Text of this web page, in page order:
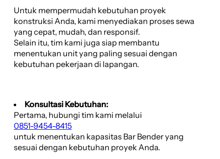
Untuk mempermudah kebutuhan proyek
konstruksi Anda, kami menyediakan proses sewa
yang cepat, mudah, dan responsif.
Selain itu, tim kami juga siap membantu
menentukan unit yang paling sesuai dengan
kebutuhan pekerjaan di lapangan.
Konsultasi Kebutuhan:
Pertama, hubungi tim kami melalui
0851-9454-8415
untuk menentukan kapasitas Bar Bender yang
sesuai dengan kebutuhan proyek Anda.